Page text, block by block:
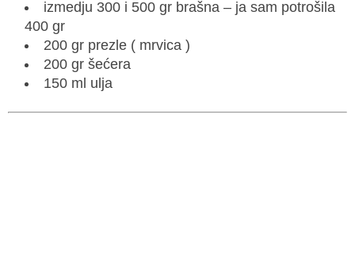
izmedju 300 i 500 gr brašna – ja sam potrošila
400 gr
200 gr prezle ( mrvica )
200 gr šećera
150 ml ulja